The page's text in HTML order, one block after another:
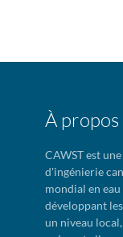
À
CAWST est
d'ingénierie
mondial en
développant
un niveau